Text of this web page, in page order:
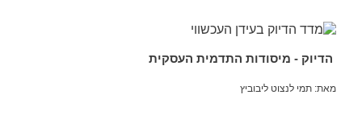
הדיוק - מיסודות התדמית העסקית
מאת: תמי לנצוט ליבוביץ